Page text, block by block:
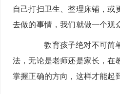
自己打扫卫生、整理床铺，或
去做的事情，我们就做一个观
教育孩子绝对不可简
法，无论是老师还是家长，在
掌握正确的方向，这样才能起